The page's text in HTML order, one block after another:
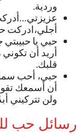
وردية.
أجلي،ادركت
حبي يا حبيبتي
أريد أن
قلبك.
حبي، أحب
أن أسمعك
ولن تتركيني
رسائل حب